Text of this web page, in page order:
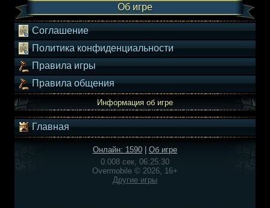
Об игре
Соглашение
Политика конфиденциальности
Правила игры
Правила общения
Информация об игре
Главная
Онлайн: 1590
Об игре
0.008 сек, 06:25:30
Overmobile © 2026, 16+
Другие игры